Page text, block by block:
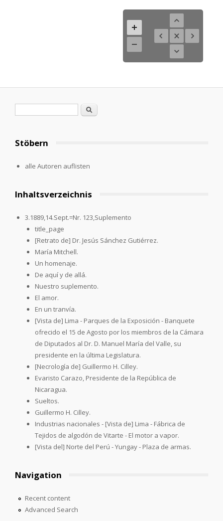
Search
Stöbern
alle Autoren auflisten
Inhaltsverzeichnis
3.1889,14.Sept.=Nr. 123,Suplemento
title_page
[Retrato de] Dr. Jesús Sánchez Gutiérrez.
María Mitchell.
Un homenaje.
De aquí y de allá.
Nuestro suplemento.
El amor.
En un tranvía.
[Vista de] Lima - Parques de la Exposición - Banquete
ofrecido el 15 de Agosto por los miembros de la Cámara
de Diputados al Dr. D. Manuel María del Valle, su
presidente en la última Legislatura.
[Necrología de] Guillermo H. Cilley.
Evaristo Carazo, Presidente de la República de
Nicaragua.
Sueltos.
Guillermo H. Cilley.
Industrias nacionales - [Vista de] Lima - Fábrica de
Tejidos de algodón de Vitarte - El motor a vapor.
[Vista del] Norte del Perú - Yungay - Plaza de armas.
Navigation
Recent content
Advanced Search